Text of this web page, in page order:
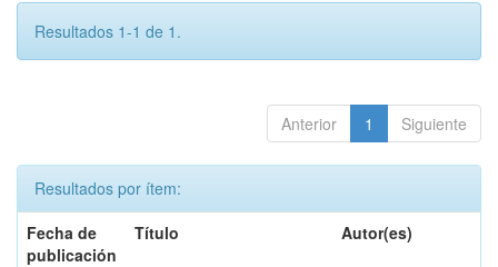
Resultados 1-1 de 1.
Anterior 1 Siguiente
Resultados por ítem:
Fecha de
publicación
Título Autor(es)